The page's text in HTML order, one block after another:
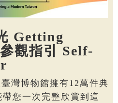
Getting
觀指引 Self-
灣博物館擁有12萬件典
您一次完整欣賞到這